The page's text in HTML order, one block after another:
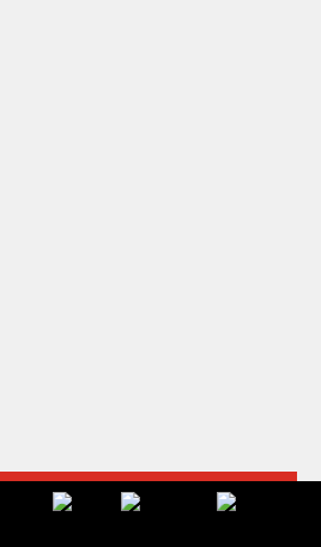
ЭКСПЕРТА